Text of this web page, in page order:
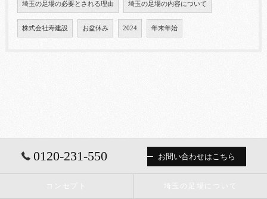
埼玉の足場の必要とされる理由 埼玉の足場の内容について
株式会社寿建設 お盆休み 2024 年末年始
0120-231-550 お問い合わせはこちら